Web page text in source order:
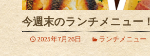
今週末のランチメニュー！
2025年7月26日 ランチメニュー